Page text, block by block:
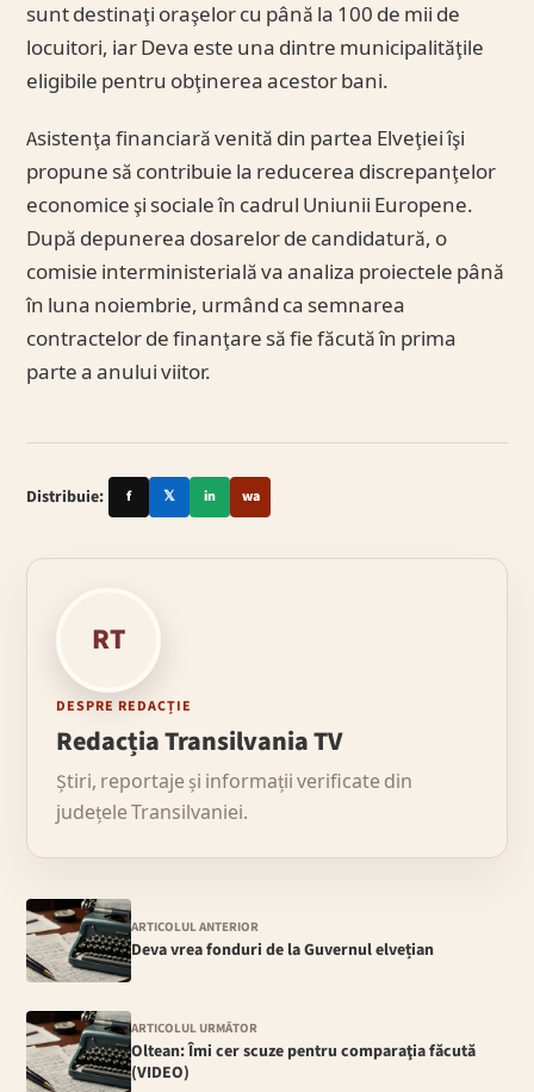
sunt destinaţi oraşelor cu până la 100 de mii de
locuitori, iar Deva este una dintre municipalităţile
eligibile pentru obţinerea acestor bani.
Asistenţa financiară venită din partea Elveţiei îşi
propune să contribuie la reducerea discrepanţelor
economice şi sociale în cadrul Uniunii Europene.
După depunerea dosarelor de candidatură, o
comisie interministerială va analiza proiectele până
în luna noiembrie, urmând ca semnarea
contractelor de finanţare să fie făcută în prima
parte a anului viitor.
Distribuie: f 𝕏 in wa
RT
DESPRE REDACȚIE
Redacția Transilvania TV
Știri, reportaje și informații verificate din
județele Transilvaniei.
ARTICOLUL ANTERIOR
Deva vrea fonduri de la Guvernul elvețian
ARTICOLUL URMĂTOR
Oltean: Îmi cer scuze pentru comparaţia făcută
(VIDEO)